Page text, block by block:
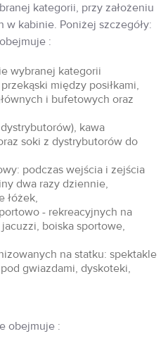
kategorii, przy założeniu
kabinie. Poniżej szczegóły:
:
wybranej kategorii
między posiłkami,
i bufetowych oraz
kawa
soki z dystrybutorów do
podczas wejścia i zejścia
dwa razy dziennie,
łóżek,
- rekreacyjnych na
boiska sportowe,
na statku: spektakle
gwiazdami, dyskoteki,
obejmuje :